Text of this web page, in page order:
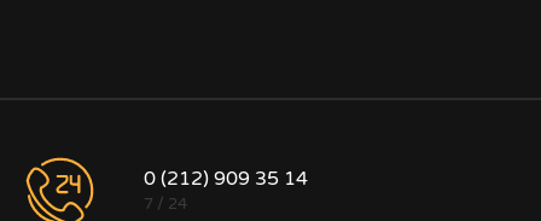
0 (212) 909 35 14
7 / 24